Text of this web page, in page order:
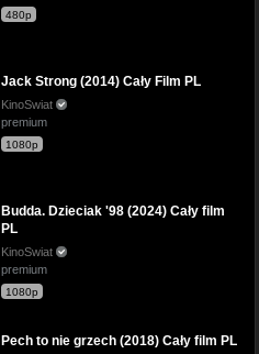
480p
Jack Strong (2014) Cały Film PL
KinoSwiat
premium
1080p
Budda. Dzieciak '98 (2024) Cały film
PL
KinoSwiat
premium
1080p
Pech to nie grzech (2018) Cały film PL